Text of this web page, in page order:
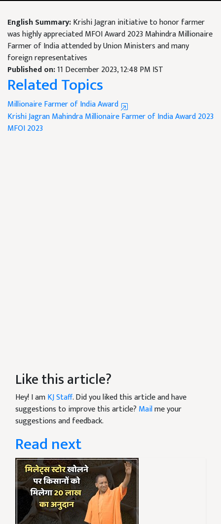
English Summary:Krishi Jagran initiative to honor farmer
was highly appreciated MFOI Award 2023 Mahindra Millionaire
Farmer of India attended by Union Ministers and many
foreign representatives
Published on:11 December 2023, 12:48 PM IST
Related Topics
Millionaire Farmer of India Award
Krishi JagranMahindra Millionaire Farmer of India Award 2023
MFOI 2023
Like this article?
Hey! I amKJ Staff. Did you liked this article and have
suggestions to improve this article? Mailme your
suggestions and feedback.
Read next